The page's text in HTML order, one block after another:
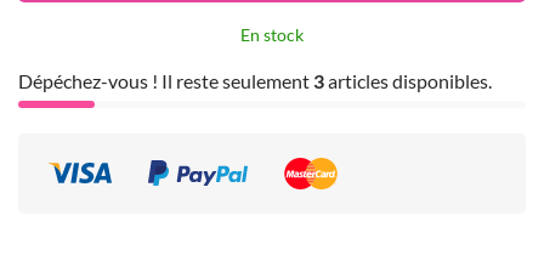
En stock
Dépéchez-vous ! Il reste seulement 3articles disponibles.